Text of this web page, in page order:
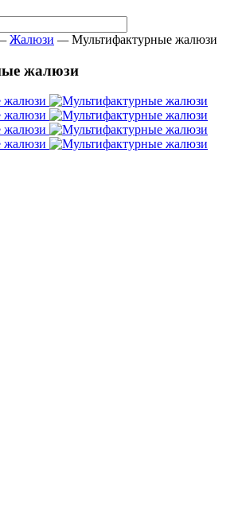
Жалюзи —Мультифактурные жалюзи
жалюзи